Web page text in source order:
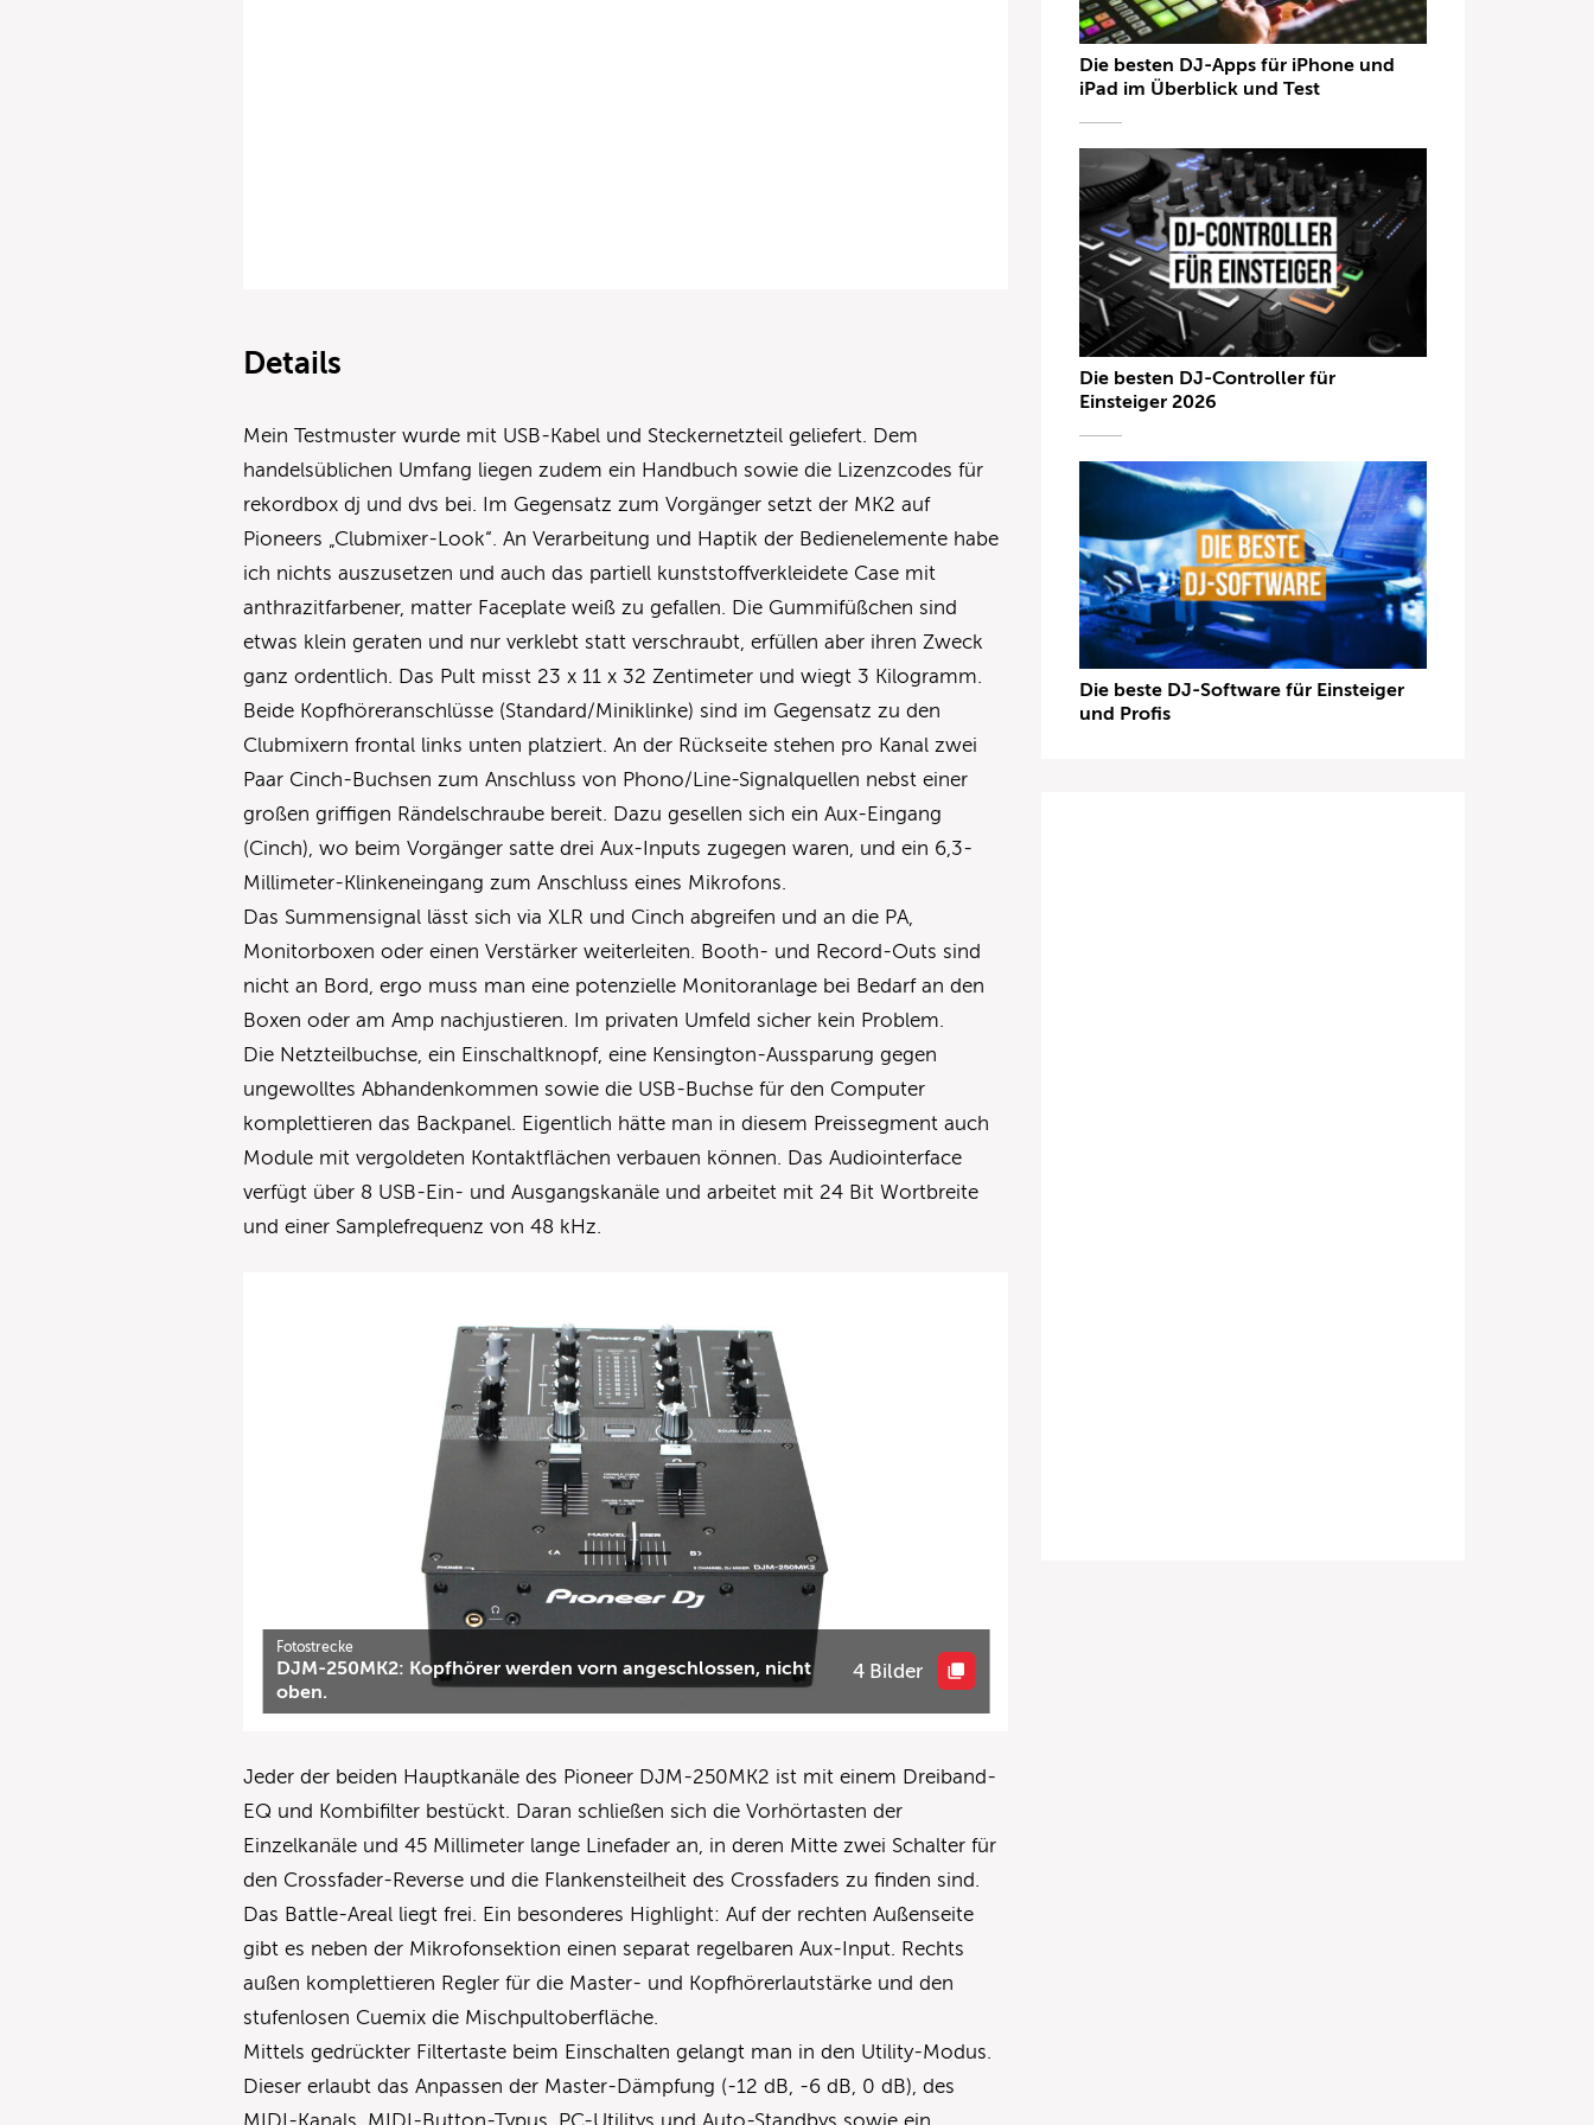
Details
Mein Testmuster wurde mit USB-Kabel und Steckernetzteil geliefert. Dem
handelsüblichen Umfang liegen zudem ein Handbuch sowie die Lizenzcodes für
rekordbox dj und dvs bei. Im Gegensatz zum Vorgänger setzt der MK2 auf
Pioneers „Clubmixer-Look“. An Verarbeitung und Haptik der Bedienelemente habe
ich nichts auszusetzen und auch das partiell kunststoffverkleidete Case mit
anthrazitfarbener, matter Faceplate weiß zu gefallen. Die Gummifüßchen sind
etwas klein geraten und nur verklebt statt verschraubt, erfüllen aber ihren Zweck
ganz ordentlich. Das Pult misst 23 x 11 x 32 Zentimeter und wiegt 3 Kilogramm.
Beide Kopfhöreranschlüsse (Standard/Miniklinke) sind im Gegensatz zu den
Clubmixern frontal links unten platziert. An der Rückseite stehen pro Kanal zwei
Paar Cinch-Buchsen zum Anschluss von Phono/Line-Signalquellen nebst einer
großen griffigen Rändelschraube bereit. Dazu gesellen sich ein Aux-Eingang
(Cinch), wo beim Vorgänger satte drei Aux-Inputs zugegen waren, und ein 6,3-
Millimeter-Klinkeneingang zum Anschluss eines Mikrofons.
Das Summensignal lässt sich via XLR und Cinch abgreifen und an die PA,
Monitorboxen oder einen Verstärker weiterleiten. Booth- und Record-Outs sind
nicht an Bord, ergo muss man eine potenzielle Monitoranlage bei Bedarf an den
Boxen oder am Amp nachjustieren. Im privaten Umfeld sicher kein Problem.
Die Netzteilbuchse, ein Einschaltknopf, eine Kensington-Aussparung gegen
ungewolltes Abhandenkommen sowie die USB-Buchse für den Computer
komplettieren das Backpanel. Eigentlich hätte man in diesem Preissegment auch
Module mit vergoldeten Kontaktflächen verbauen können. Das Audiointerface
verfügt über 8 USB-Ein- und Ausgangskanäle und arbeitet mit 24 Bit Wortbreite
und einer Samplefrequenz von 48 kHz.
Fotostrecke
DJM-250MK2: Kopfhörer werden vorn angeschlossen, nicht
oben.
4 Bilder
Jeder der beiden Hauptkanäle des Pioneer DJM-250MK2 ist mit einem Dreiband-
EQ und Kombifilter bestückt. Daran schließen sich die Vorhörtasten der
Einzelkanäle und 45 Millimeter lange Linefader an, in deren Mitte zwei Schalter für
den Crossfader-Reverse und die Flankensteilheit des Crossfaders zu finden sind.
Das Battle-Areal liegt frei. Ein besonderes Highlight: Auf der rechten Außenseite
gibt es neben der Mikrofonsektion einen separat regelbaren Aux-Input. Rechts
außen komplettieren Regler für die Master- und Kopfhörerlautstärke und den
stufenlosen Cuemix die Mischpultoberfläche.
Mittels gedrückter Filtertaste beim Einschalten gelangt man in den Utility-Modus.
Dieser erlaubt das Anpassen der Master-Dämpfung (-12 dB, -6 dB, 0 dB), des
Die besten DJ-Apps für iPhone und
iPad im Überblick und Test
Die besten DJ-Controller für
Einsteiger 2026
Die beste DJ-Software für Einsteiger
und Profis